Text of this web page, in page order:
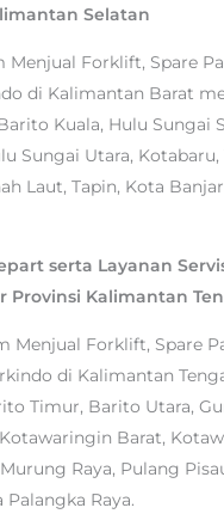
Selatan
Menjual Forklift, Spare
di Kalimantan Barat
Kuala, Hulu Sungai
Sungai Utara, Kotabaru,
Laut, Tapin, Kota
serta Layanan
Provinsi Kalimantan
Menjual Forklift, Spare
di Kalimantan
Timur, Barito Utara,
Barat,
Raya, Pulang
Raya.